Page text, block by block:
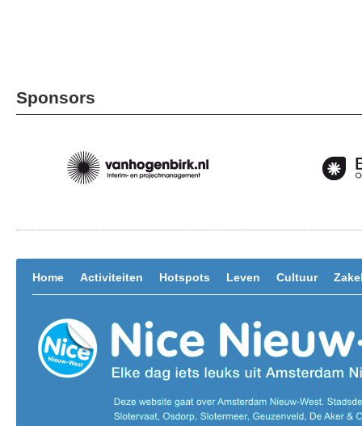
Sponsors
Home Activiteiten Hotspots Leven Cultuur